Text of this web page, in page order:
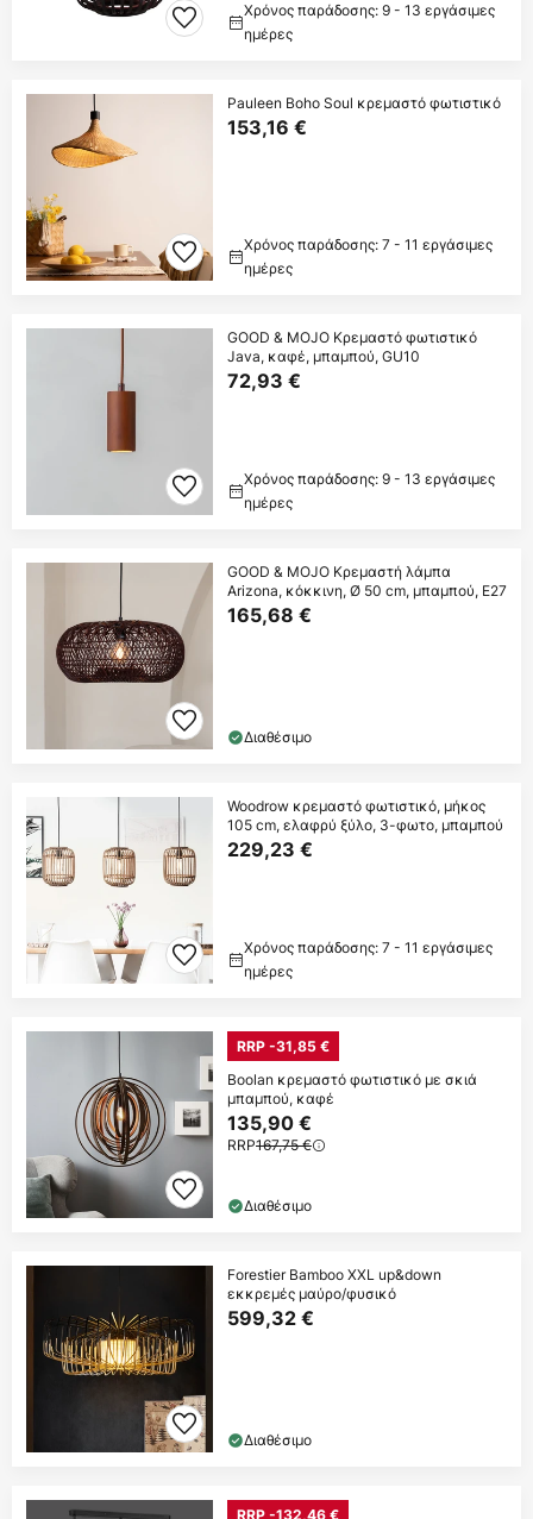
Χρόνος παράδοσης: 9 - 13 εργάσιμες
ημέρες
Pauleen Boho Soul κρεμαστό φωτιστικό
153,16 €
Χρόνος παράδοσης: 7 - 11 εργάσιμες
ημέρες
GOOD & MOJO Κρεμαστό φωτιστικό
Java, καφέ, μπαμπού, GU10
72,93 €
Χρόνος παράδοσης: 9 - 13 εργάσιμες
ημέρες
GOOD & MOJO Κρεμαστή λάμπα
Arizona, κόκκινη, Ø 50 cm, μπαμπού, E27
165,68 €
Διαθέσιμο
Woodrow κρεμαστό φωτιστικό, μήκος
105 cm, ελαφρύ ξύλο, 3-φωτο, μπαμπού
229,23 €
Χρόνος παράδοσης: 7 - 11 εργάσιμες
ημέρες
RRP -31,85 €
Boolan κρεμαστό φωτιστικό με σκιά
μπαμπού, καφέ
135,90 €
RRP167,75 €
Διαθέσιμο
Forestier Bamboo XXL up&down
εκκρεμές μαύρο/φυσικό
599,32 €
Διαθέσιμο
RRP -132,46 €